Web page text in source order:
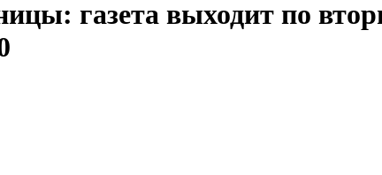
газета выходит по